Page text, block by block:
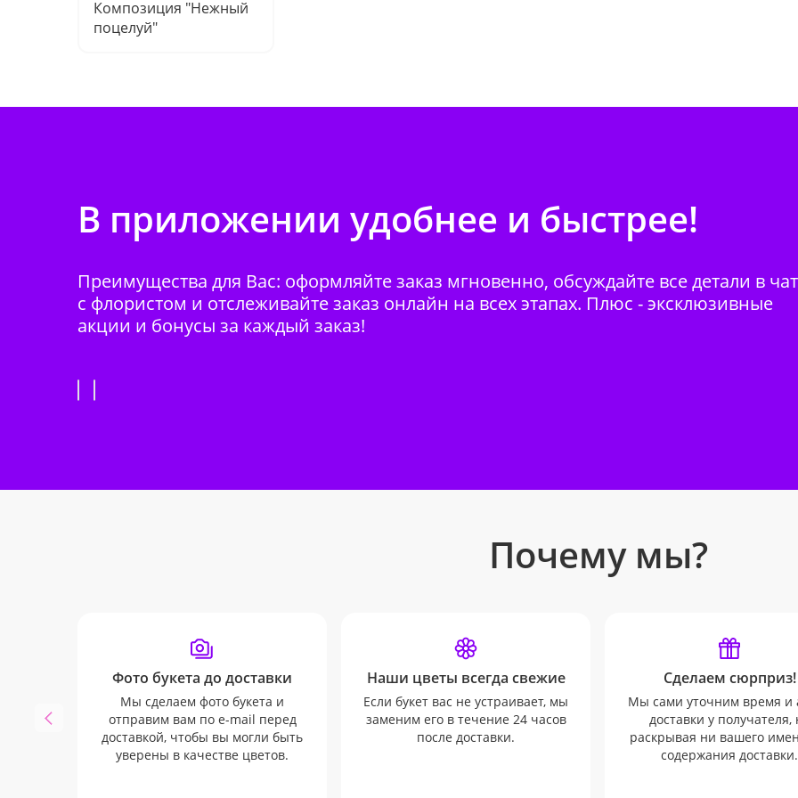
Композиция "Нежный
поцелуй"
В приложении удобнее и быстрее!
Преимущества для Вас: оформляйте заказ мгновенно, обсуждайте все детали в
с флористом и отслеживайте заказ онлайн на всех этапах. Плюс - эксклюзивные
акции и бонусы за каждый заказ!
Почему мы?
Фото букета до доставки
Мы сделаем фото букета и
отправим вам по e-mail перед
доставкой, чтобы вы могли быть
уверены в качестве цветов.
Наши цветы всегда свежие
Если букет вас не устраивает, мы
заменим его в течение 24 часов
после доставки.
Сделаем сюрприз!
Мы сами уточним время и
доставки у получателя,
раскрывая ни вашего
содержания доставки.